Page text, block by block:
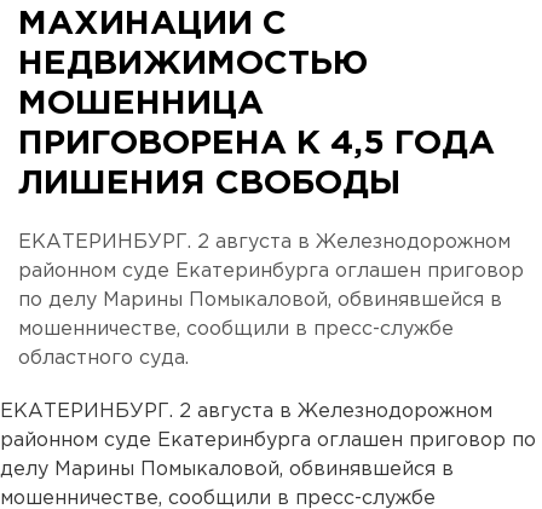
МАХИНАЦИИ С
НЕДВИЖИМОСТЬЮ
МОШЕННИЦА
ПРИГОВОРЕНА К 4,5 ГОДА
ЛИШЕНИЯ СВОБОДЫ
ЕКАТЕРИНБУРГ. 2 августа в Железнодорожном
районном суде Екатеринбурга оглашен приговор
по делу Марины Помыкаловой, обвинявшейся в
мошенничестве, сообщили в пресс-службе
областного суда.
ЕКАТЕРИНБУРГ. 2 августа в Железнодорожном
районном суде Екатеринбурга оглашен приговор по
делу Марины Помыкаловой, обвинявшейся в
мошенничестве, сообщили в пресс-службе